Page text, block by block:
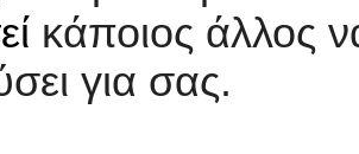
κάποιος άλλος
για σας.